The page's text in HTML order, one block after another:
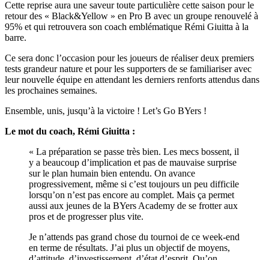
Cette reprise aura une saveur toute particulière cette saison pour le
retour des « Black&Yellow » en Pro B avec un groupe renouvelé à
95% et qui retrouvera son coach emblématique Rémi Giuitta à la
barre.
Ce sera donc l’occasion pour les joueurs de réaliser deux premiers
tests grandeur nature et pour les supporters de se familiariser avec
leur nouvelle équipe en attendant les derniers renforts attendus dans
les prochaines semaines.
Ensemble, unis, jusqu’à la victoire ! Let’s Go BYers !
Le mot du coach, Rémi Giuitta :
« La préparation se passe très bien. Les mecs bossent, il
y a beaucoup d’implication et pas de mauvaise surprise
sur le plan humain bien entendu. On avance
progressivement, même si c’est toujours un peu difficile
lorsqu’on n’est pas encore au complet. Mais ça permet
aussi aux jeunes de la BYers Academy de se frotter aux
pros et de progresser plus vite.
Je n’attends pas grand chose du tournoi de ce week-end
en terme de résultats. J’ai plus un objectif de moyens,